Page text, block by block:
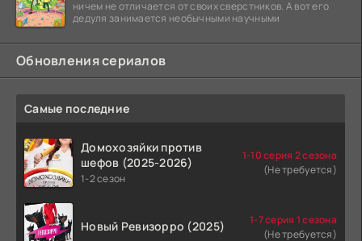
ничем не отличается от своих сверстников. А вот его
дедуля занимается необычными научными
Обновления сериалов
Самые последние
Домохозяйки против
шефов (2025-2026)
1-2 сезон
1-10 серия 2 сезона
(Не требуется)
Новый Ревизорро (2025)
1-7 серия 1 сезона
(Не требуется)